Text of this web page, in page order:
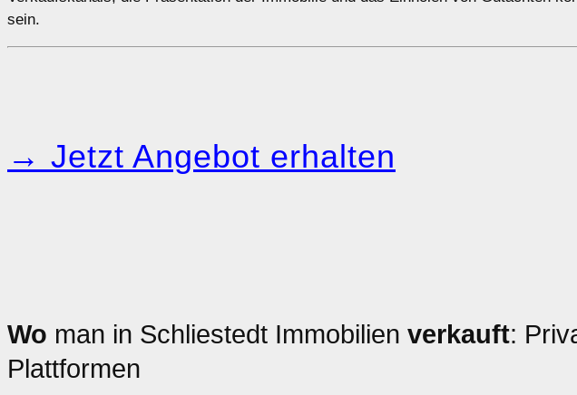
sein.
→ Jetzt Angebot erhalten
Wo man in Schliestedt Immobilien verkauft:
Plattformen